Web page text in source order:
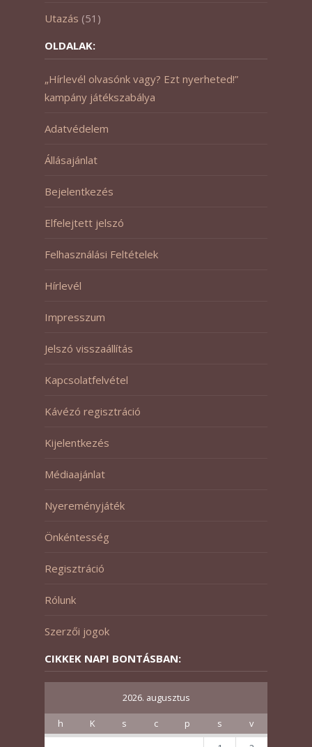
Utazás (51)
OLDALAK:
„Hírlevél olvasónk vagy? Ezt nyerheted!”
kampány játékszabálya
Adatvédelem
Állásajánlat
Bejelentkezés
Elfelejtett jelszó
Felhasználási Feltételek
Hírlevél
Impresszum
Jelszó visszaállítás
Kapcsolatfelvétel
Kávézó regisztráció
Kijelentkezés
Médiaajánlat
Nyereményjáték
Önkéntesség
Regisztráció
Rólunk
Szerzői jogok
CIKKEK NAPI BONTÁSBAN:
2026. augusztus
h K s c p s
v